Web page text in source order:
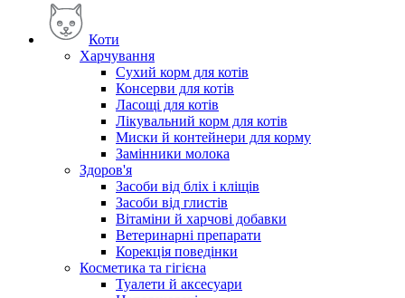
Коти
Харчування
Сухий корм для котів
Консерви для котів
Ласощі для котів
Лікувальний корм для котів
Миски й контейнери для корму
Замінники молока
Здоров'я
Засоби від бліх і кліщів
Засоби від глистів
Вітаміни й харчові добавки
Ветеринарні препарати
Корекція поведінки
Косметика та гігієна
Туалети й аксесуари